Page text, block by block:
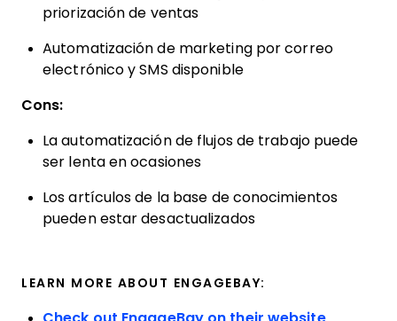
priorización de ventas
Automatización de marketing por correo
electrónico y SMS disponible
Cons:
La automatización de flujos de trabajo puede
ser lenta en ocasiones
Los artículos de la base de conocimientos
pueden estar desactualizados
LEARN MORE ABOUT ENGAGEBAY:
Check out EngageBay on their website